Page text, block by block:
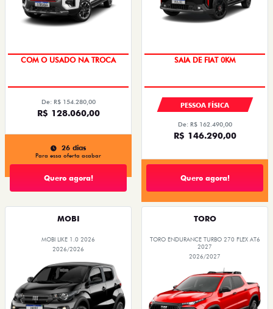
COM O USADO NA TROCA
De: R$ 154.280,00
R$ 128.060,00
26 dias
Para essa oferta acabar
Quero agora!
SAIA DE FIAT 0KM
PESSOA FÍSICA
De: R$ 162.490,00
R$ 146.290,00
Quero agora!
MOBI
MOBI LIKE 1.0 2026
2026/2026
TORO
TORO ENDURANCE TURBO 270 FLEX AT6
2027
2026/2027